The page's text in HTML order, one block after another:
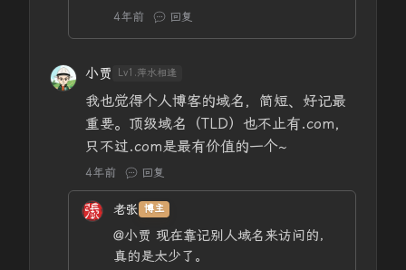
4年前 回复
小贾 Lv1.萍水相逢
我也觉得个人博客的域名，简短、好记最
重要。顶级域名（TLD）也不止有.com，
只不过.com是最有价值的一个~
4年前 回复
老张 博主
@小贾 现在靠记别人域名来访问的，
真的是太少了。